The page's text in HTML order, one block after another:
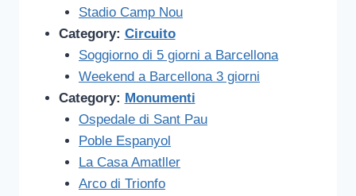
Stadio Camp Nou
Category: Circuito
Soggiorno di 5 giorni a Barcellona
Weekend a Barcellona 3 giorni
Category: Monumenti
Ospedale di Sant Pau
Poble Espanyol
La Casa Amatller
Arco di Trionfo